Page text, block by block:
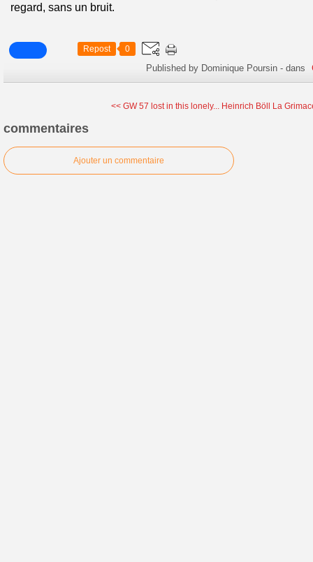
regard, sans un bruit.
Repost 0
Published by Dominique Poursin -dans
<< GW 57 lost in this lonely... Heinrich Böll La
commentaires
Ajouter un commentaire